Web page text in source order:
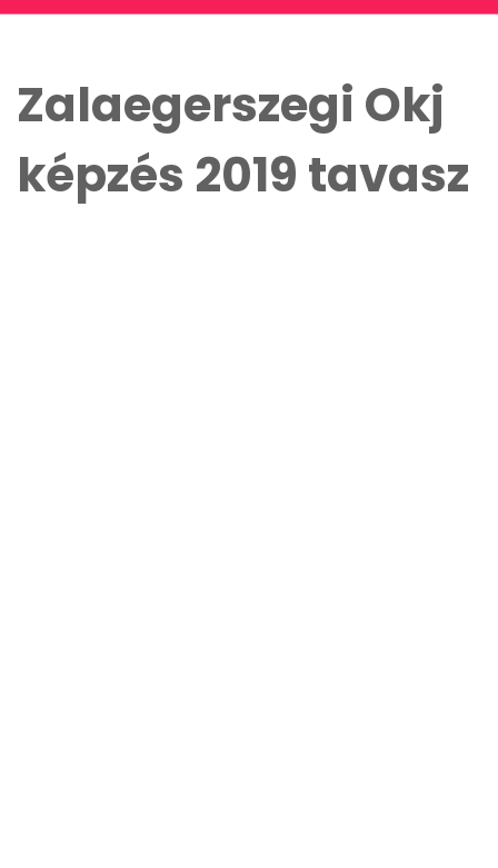
Zalaegerszegi Okj
képzés 2019 tavasz